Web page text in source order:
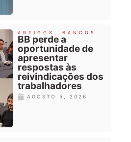
ARTIGOS , BANCOS
BB perde a
oportunidade de
apresentar
respostas às
reivindicações dos
trabalhadores
AGOSTO 5, 2026